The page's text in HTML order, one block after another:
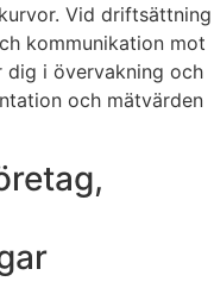
Vid driftsättning
kommunikation mot
i övervakning och
och mätvärden